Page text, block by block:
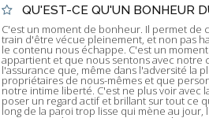
QU'EST-CE QU'UN BONHEUR
C'est un moment de bonheur. Il permet de
train d'être vécue pleinement, et non pas
le contenu nous échappe. C'est un
appartient et que nous sentons avec notre
l'assurance que, même dans l'adversité la
propriétaires de nous-mêmes et que
notre intime liberté. C'est ne plus voir avec
poser un regard actif et brillant sur tout ce
long de la paroi trop lisse qui mène au